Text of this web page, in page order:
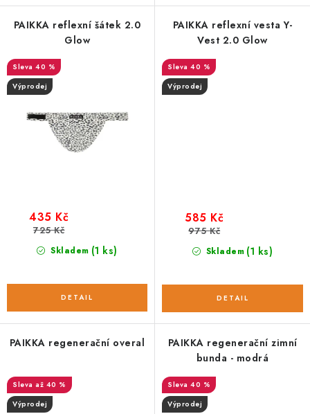
PAIKKA reflexní šátek 2.0
Glow
40 %
Výprodej
Skladem (1 ks)
435 Kč
725 Kč
PAIKKA reflexní vesta Y-
Vest 2.0 Glow
40 %
Výprodej
Skladem (1 ks)
585 Kč
975 Kč
PAIKKA regenerační overal
až 40 %
Výprodej
PAIKKA regenerační zimní
bunda - modrá
40 %
Výprodej